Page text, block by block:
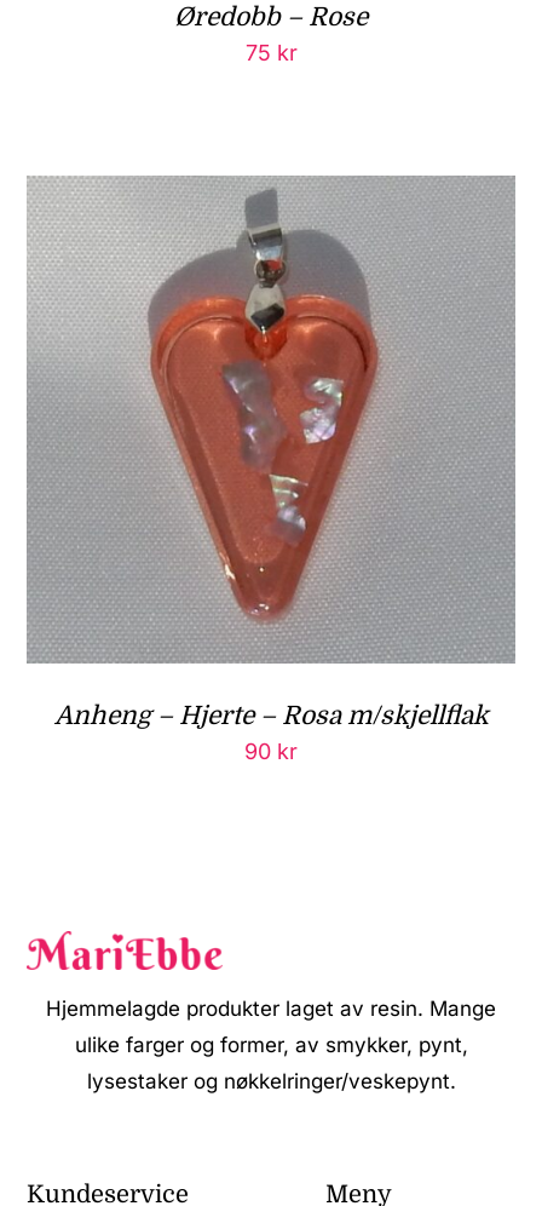
Øredobb – Rose
75 kr
Anheng – Hjerte – Rosa m/skjellflak
90 kr
Hjemmelagde produkter laget av resin. Mange
ulike farger og former, av smykker, pynt,
lysestaker og nøkkelringer/veskepynt.
Kundeservice Meny